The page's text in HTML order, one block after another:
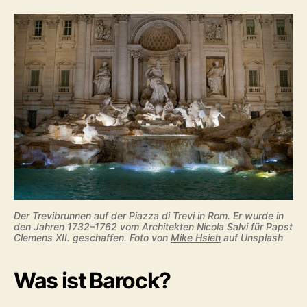
r
k
e
n
n
s
t
Der Trevibrunnen auf der Piazza di Trevi in Rom. Er wurde in
den Jahren 1732–1762 vom Architekten Nicola Salvi für Papst
Clemens XII. geschaffen. Foto von Mike Hsieh auf Unsplash
Was ist Barock?